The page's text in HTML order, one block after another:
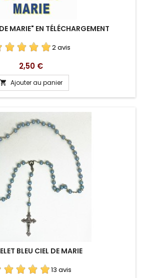
MARIE" EN TÉLÉCHARGEMENT
2 avis
Prix
2,50 €
 Ajouter au panier
BLEU CIEL DE MARIE
13 avis